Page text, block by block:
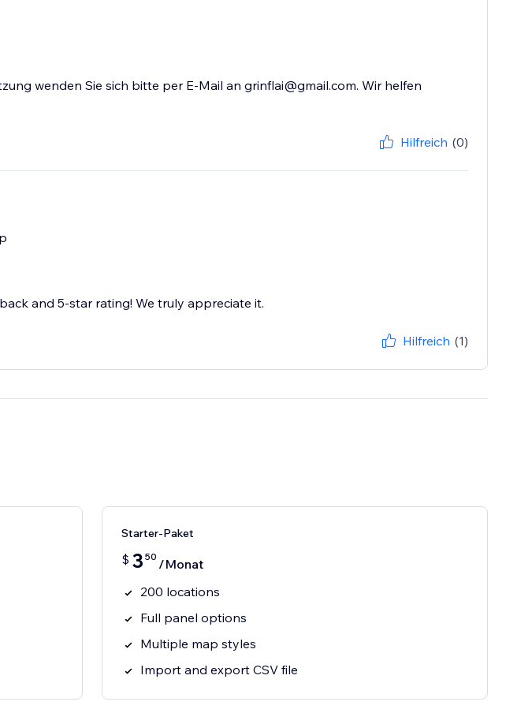
wenden Sie sich bitte per E-Mail an grinflai@gmail.com. Wir helfen
Hilfreich (0)
and 5-star rating! We truly appreciate it.
Hilfreich (1)
Starter-Paket
$ 3 50 /Monat
200 locations
Full panel options
Multiple map styles
Import and export CSV file